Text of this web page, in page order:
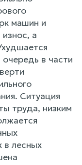
машин и
а
в части
Ситуация
труда, низким
в лесных